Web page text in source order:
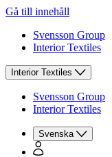
Gå till innehåll
Svensson Group
Interior Textiles
Interior Textiles
Svensson Group
Interior Textiles
Svenska